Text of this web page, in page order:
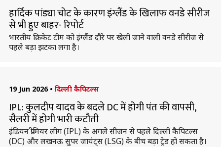
हार्दिक पांड्या चोट के कारण इंग्लैंड के खिलाफ वनडे सीरीज
से भी हुए बाहर- रिपोर्ट
भारतीय क्रिकेट टीम को इंग्लैंड दौरे पर खेली जाने वाली वनडे सीरीज से
पहले बड़ा झटका लगा है।
19 Jun 2026 • दिल्ली कैपिटल्स
IPL: कुलदीप यादव के बदले DC में होगी पंत की वापसी,
सैलरी में होगी भारी कटौती
इंडियन प्रीमियर लीग (IPL) के अगले सीजन से पहले दिल्ली कैपिटल्स
(DC) और लखनऊ सुपर जायंट्स (LSG) के बीच बड़ा ट्रेड हो सकता है।